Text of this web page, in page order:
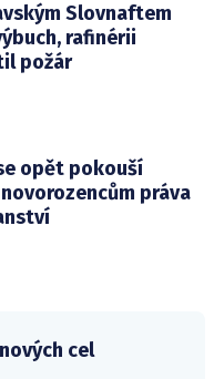
Slovnaftem
rafinérii
požár
opět pokouší
práva
cel